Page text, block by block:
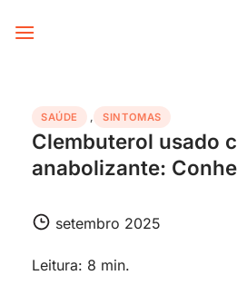
SAÚDE , SINTOMAS
Clembuterol usado
anabolizante:
setembro 2025
Leitura: 8 min.